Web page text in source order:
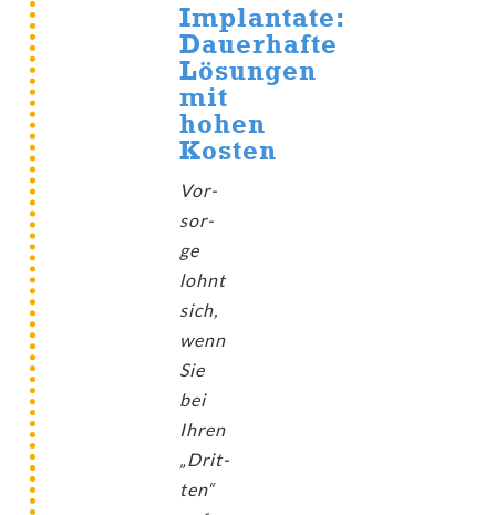
Implantate:
Dauerhafte
Lösungen
mit
hohen
Kosten
Vor­
sor­
ge
lohnt
sich,
wenn
Sie
bei
Ihren
„Drit­
ten“